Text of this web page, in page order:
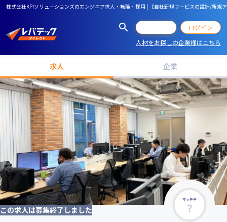
株式会社KPIソリューションズのエンジニア求人・転職・採用 | 【自社新規サービスの設計/新
ログイン
人材をお探しの企業様はこちら
求人 企業
マッチ率
この求人は募集終了しました